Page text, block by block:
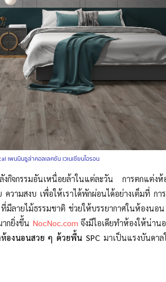
เพนนินซูล่าคอลเลคชัน เวเนเชียนไอรอน
จกรรมอันเหนื่อยล้าในแต่ละวัน การตกแต่งห้
ความสงบ เพื่อให้เราได้พักผ่อนได้อย่างเต็มที่ กา
มีลายไม้ธรรมชาติ ช่วยให้บรรยากาศในห้องนอ
กยิ่งขึ้น NocNoc.com จึงมีไอเดียทำห้องให้น่าน
ห้องนอนสวย ๆ ด้วยพื้น SPC มาเป็นแรงบันดาล